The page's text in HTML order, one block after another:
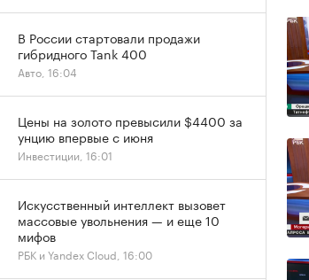
В России стартовали продажи
гибридного Tank 400
Авто, 16:04
Цены на золото превысили $4400 за
унцию впервые с июня
Инвестиции, 16:01
Искусственный интеллект вызовет
массовые увольнения — и еще 10
мифов
РБК и Yandex Cloud, 16:00